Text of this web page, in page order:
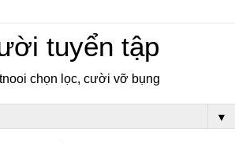
tuyển tập
chọn lọc, cười vỡ bụng
▼